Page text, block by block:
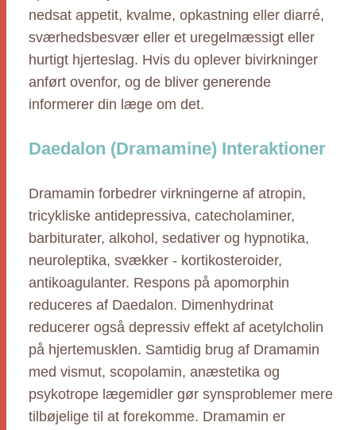
nedsat appetit, kvalme, opkastning eller diarré,
sværhedsbesvær eller et uregelmæssigt eller
hurtigt hjerteslag. Hvis du oplever bivirkninger
anført ovenfor, og de bliver generende
informerer din læge om det.
Daedalon (Dramamine) Interaktioner
Dramamin forbedrer virkningerne af atropin,
tricykliske antidepressiva, catecholaminer,
barbiturater, alkohol, sedativer og hypnotika,
neuroleptika, svækker - kortikosteroider,
antikoagulanter. Respons på apomorphin
reduceres af Daedalon. Dimenhydrinat
reducerer også depressiv effekt af acetylcholin
på hjertemusklen. Samtidig brug af Dramamin
med vismut, scopolamin, anæstetika og
psykotrope lægemidler gør synsproblemer mere
tilbøjelige til at forekomme. Dramamin er